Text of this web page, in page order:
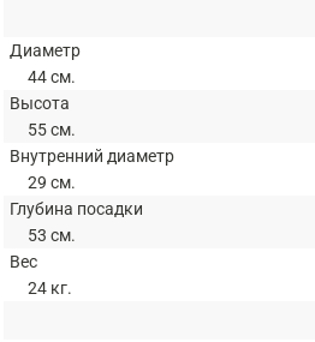
Диаметр
44 см.
Высота
55 см.
Внутренний диаметр
29 см.
Глубина посадки
53 см.
Вес
24 кг.